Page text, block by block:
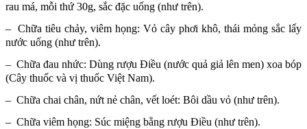
rau má, mỗi thứ 30g, sắc đặc uống (như trên).
– Chữa tiêu chảy, viêm họng: Vỏ cây phơi khô, thái mỏng sắc lấy
nước uống (như trên).
– Chữa đau nhức: Dùng rượu Điều (nước quả giả lên men) xoa bóp
(Cây thuốc và vị thuốc Việt Nam).
– Chữa chai chân, nứt nẻ chân, vết loét: Bôi dầu vỏ (như trên).
– Chữa viêm họng: Súc miệng bằng rượu Điều (như trên).